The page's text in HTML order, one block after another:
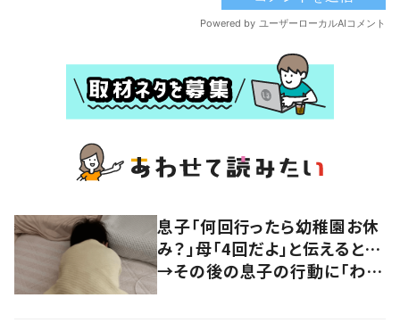
息子「何回行ったら幼稚園お休
み？」母「4回だよ」と伝えると…
→その後の息子の行動に「わか